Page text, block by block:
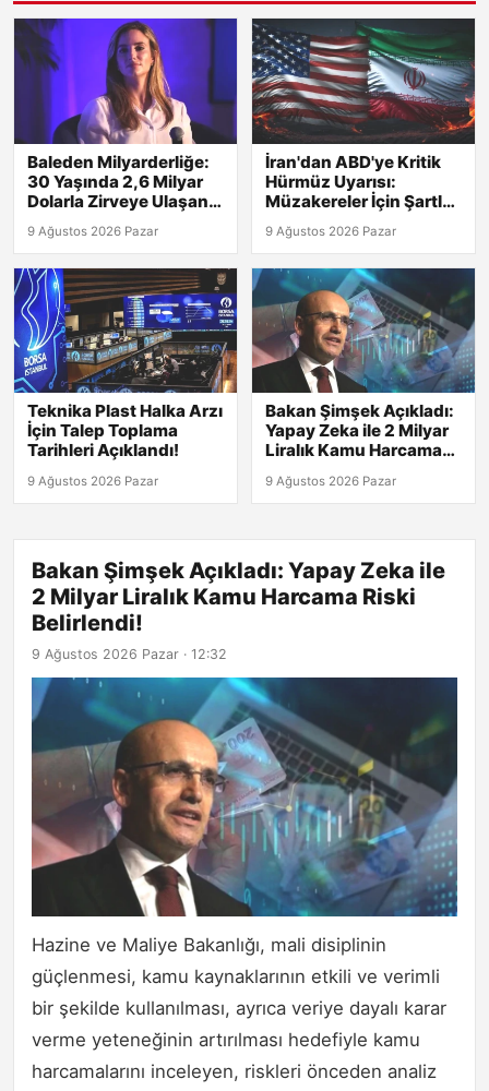
Baleden Milyarderliğe:
30 Yaşında 2,6 Milyar
Dolarla Zirveye Ulaşan
9 Ağustos 2026 Pazar
İran'dan ABD'ye Kritik
Hürmüz Uyarısı:
Müzakereler İçin Şartlar
9 Ağustos 2026 Pazar
Teknika Plast Halka Arzı
İçin Talep Toplama
Tarihleri Açıklandı!
9 Ağustos 2026 Pazar
Bakan Şimşek Açıkladı:
Yapay Zeka ile 2 Milyar
Liralık Kamu Harcama
9 Ağustos 2026 Pazar
Bakan Şimşek Açıkladı: Yapay Zeka ile
2 Milyar Liralık Kamu Harcama Riski
Belirlendi!
9 Ağustos 2026 Pazar · 12:32
Hazine ve Maliye Bakanlığı, mali disiplinin
güçlenmesi, kamu kaynaklarının etkili ve verimli
bir şekilde kullanılması, ayrıca veriye dayalı karar
verme yeteneğinin artırılması hedefiyle kamu
harcamalarını inceleyen, riskleri önceden analiz